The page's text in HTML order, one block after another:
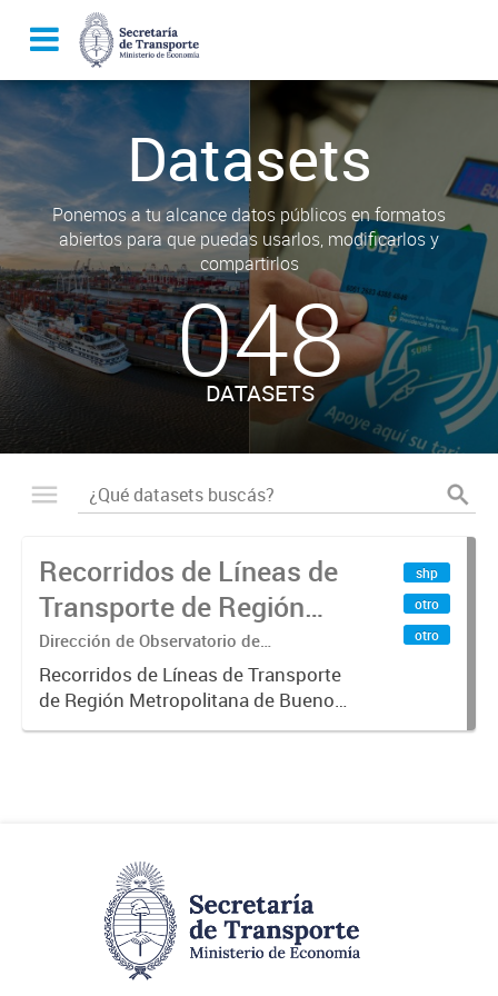
Datasets
Ponemos a tu alcance datos públicos en formatos
abiertos para que puedas usarlos, modificarlos y
compartirlos
048
DATASETS
Recorridos de Líneas de
Transporte de Región
Metropolitana de
Buenos Aires (RMBA)
Dirección de Observatorio de
Transporte, Estudio y Sistemas
Recorridos de Líneas de Transporte
de Región Metropolitana de Buenos
Aires (RMBA).-
shp
otro
otro